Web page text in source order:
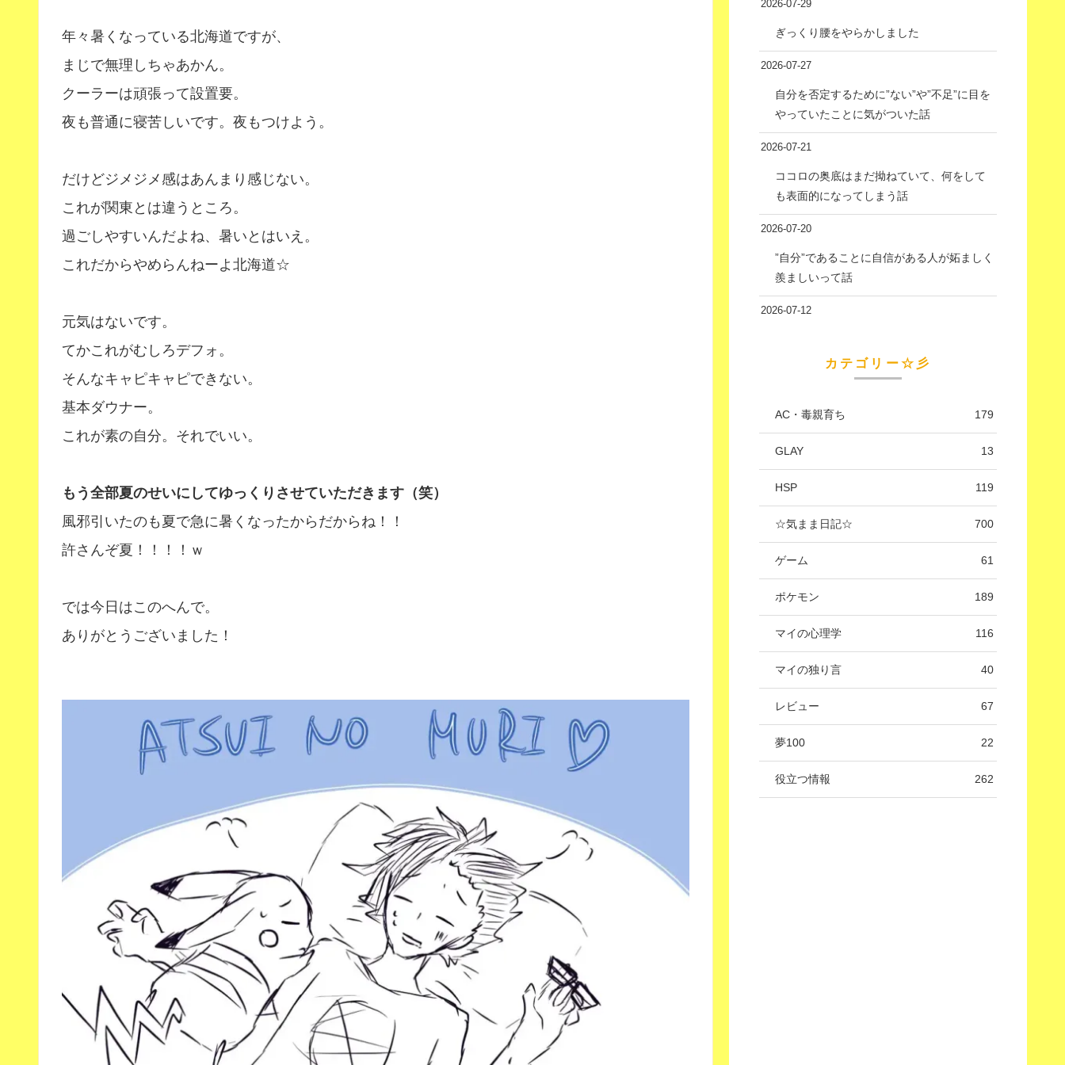
年々暑くなっている北海道ですが、
まじで無理しちゃあかん。
クーラーは頑張って設置要。
夜も普通に寝苦しいです。夜もつけよう。
だけどジメジメ感はあんまり感じない。
これが関東とは違うところ。
過ごしやすいんだよね、暑いとはいえ。
これだからやめらんねーよ北海道☆
元気はないです。
てかこれがむしろデフォ。
そんなキャピキャピできない。
基本ダウナー。
これが素の自分。それでいい。
もう全部夏のせいにしてゆっくりさせていただきます（笑）
風邪引いたのも夏で急に暑くなったからだからね！！
許さんぞ夏！！！！ｗ
では今日はこのへんで。
ありがとうございました！
2026-07-29
ぎっくり腰をやらかしました
2026-07-27
自分を否定するために”ない”や”不足”に目を
やっていたことに気がついた話
2026-07-21
ココロの奥底はまだ拗ねていて、何をして
も表面的になってしまう話
2026-07-20
”自分”であることに自信がある人が妬ましく
羨ましいって話
2026-07-12
カテゴリー☆彡
AC・毒親育ち 179
GLAY 13
HSP 119
☆気まま日記☆ 700
ゲーム 61
ポケモン 189
マイの心理学 116
マイの独り言 40
レビュー 67
夢100 22
役立つ情報 262